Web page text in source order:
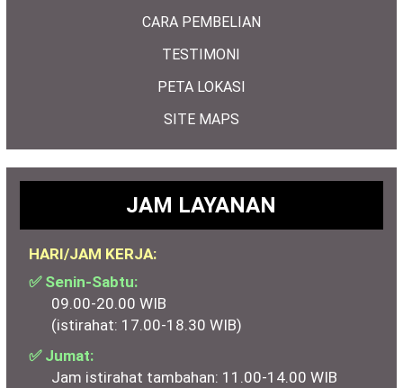
CARA PEMBELIAN
TESTIMONI
PETA LOKASI
SITE MAPS
JAM LAYANAN
HARI/JAM KERJA:
✅ Senin-Sabtu:
09.00-20.00 WIB
(istirahat: 17.00-18.30 WIB)
✅ Jumat:
Jam istirahat tambahan: 11.00-14.00 WIB